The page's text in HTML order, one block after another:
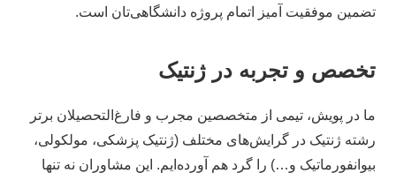
تضمین موفقیت آمیز اتمام پروژه دانشگاهی‌تان است.
تخصص و تجربه در ژنتیک
ما در پویش، تیمی از متخصصین مجرب و فارغ‌التحصیلان برتر
رشته ژنتیک در گرایش‌های مختلف (ژنتیک پزشکی، مولکولی،
بیوانفورماتیک و…) را گرد هم آورده‌ایم. این مشاوران نه تنها